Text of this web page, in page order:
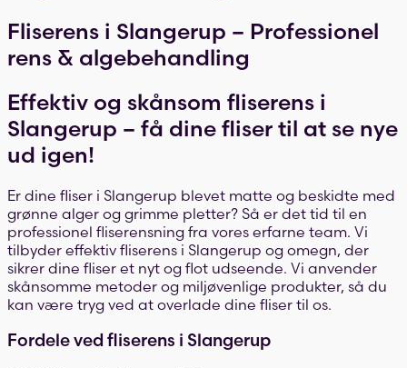
Fliserens i Slangerup – Professionel
rens & algebehandling
Effektiv og skånsom fliserens i
Slangerup – få dine fliser til at se nye
ud igen!
Er dine fliser i Slangerup blevet matte og beskidte med
grønne alger og grimme pletter? Så er det tid til en
professionel fliserensning fra vores erfarne team. Vi
tilbyder effektiv fliserens i Slangerup og omegn, der
sikrer dine fliser et nyt og flot udseende. Vi anvender
skånsomme metoder og miljøvenlige produkter, så du
kan være tryg ved at overlade dine fliser til os.
Fordele ved fliserens i Slangerup